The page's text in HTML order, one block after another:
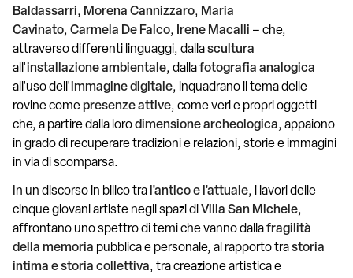
Baldassarri, Morena Cannizzaro, Maria
Cavinato, Carmela De Falco, Irene Macalli – che,
attraverso differenti linguaggi, dallascultura
all'installazione ambientale, dallafotografia analogica
all'uso dell'immagine digitale, inquadrano il tema delle
rovine comepresenze attive, come veri e propri oggetti
che, a partire dalla lorodimensione archeologica, appaiono
in grado di recuperare tradizioni e relazioni, storie e immagini
in via di scomparsa.
In un discorso in bilico tra l'antico e l'attuale, i lavori delle
cinque giovani artiste negli spazi di Villa San Michele,
affrontano uno spettro di temi che vanno dallafragilità
della memoria pubblica e personale, al rapporto trastoria
intima e storia collettiva, tra creazione artistica e